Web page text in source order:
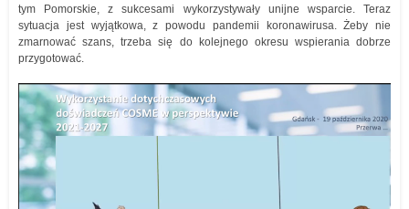
tym Pomorskie, z sukcesami wykorzystywały unijne wsparcie. Teraz
sytuacja jest wyjątkowa, z powodu pandemii koronawirusa. Żeby nie
zmarnować szans, trzeba się do kolejnego okresu wspierania dobrze
przygotować.